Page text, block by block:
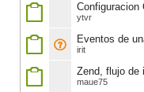
Configuracion
ytvr
Eventos de
irit
Zend, flujo de
maue75